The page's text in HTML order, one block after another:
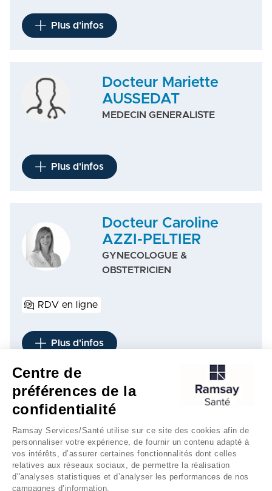
Plus d'infos
Docteur Mariette
AUSSEDAT
MEDECIN GENERALISTE
Plus d'infos
Docteur Caroline
AZZI-PELTIER
GYNECOLOGUE &
OBSTETRICIEN
RDV en ligne
Plus d'infos
1 2 3 … 18
Centre de
préférences de la
confidentialité
Ramsay Services/Santé utilise sur ce site des cookies afin de
personnaliser votre expérience, de fournir un contenu adapté à
vos intérêts, d’assurer certaines fonctionnalités dont celles
relatives aux réseaux sociaux, de permettre la réalisation
d’'analyses statistiques et d’analyser les performances de nos
campagnes d’information.